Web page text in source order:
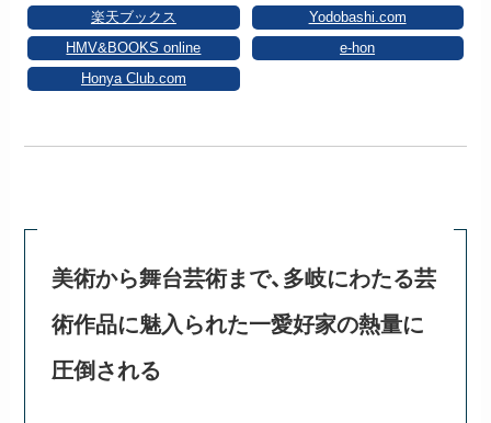
楽天ブックス
Yodobashi.com
HMV&BOOKS online
e-hon
Honya Club.com
美術から舞台芸術まで、多岐にわたる芸
術作品に魅入られた一愛好家の熱量に
圧倒される